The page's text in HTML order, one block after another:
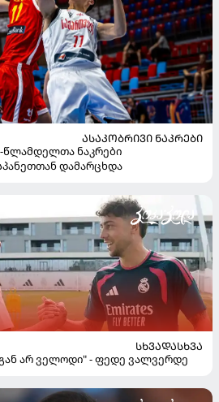
ᲐᲡᲐᲙᲝᲑᲠᲘᲕᲘ ᲜᲐᲙᲠᲔᲑᲘ
წლამდელთა ნაკრები
დამარცხდა
ᲡᲮᲕᲐᲓᲐᲡᲮᲕᲐ
არ ველოდი" - ფედე ვალვერდე